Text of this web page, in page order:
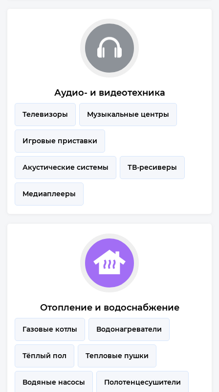
Аудио- и видеотехника
Телевизоры Музыкальные центры
Игровые приставки
Акустические системы ТВ-ресиверы
Медиаплееры
Отопление и водоснабжение
Газовые котлы Водонагреватели
Тёплый пол Тепловые пушки
Водяные насосы Полотенцесушители